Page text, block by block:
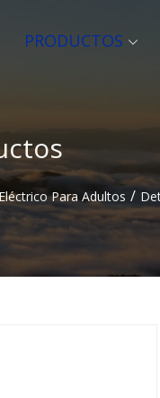
PRODUCTOS
Para Adultos /